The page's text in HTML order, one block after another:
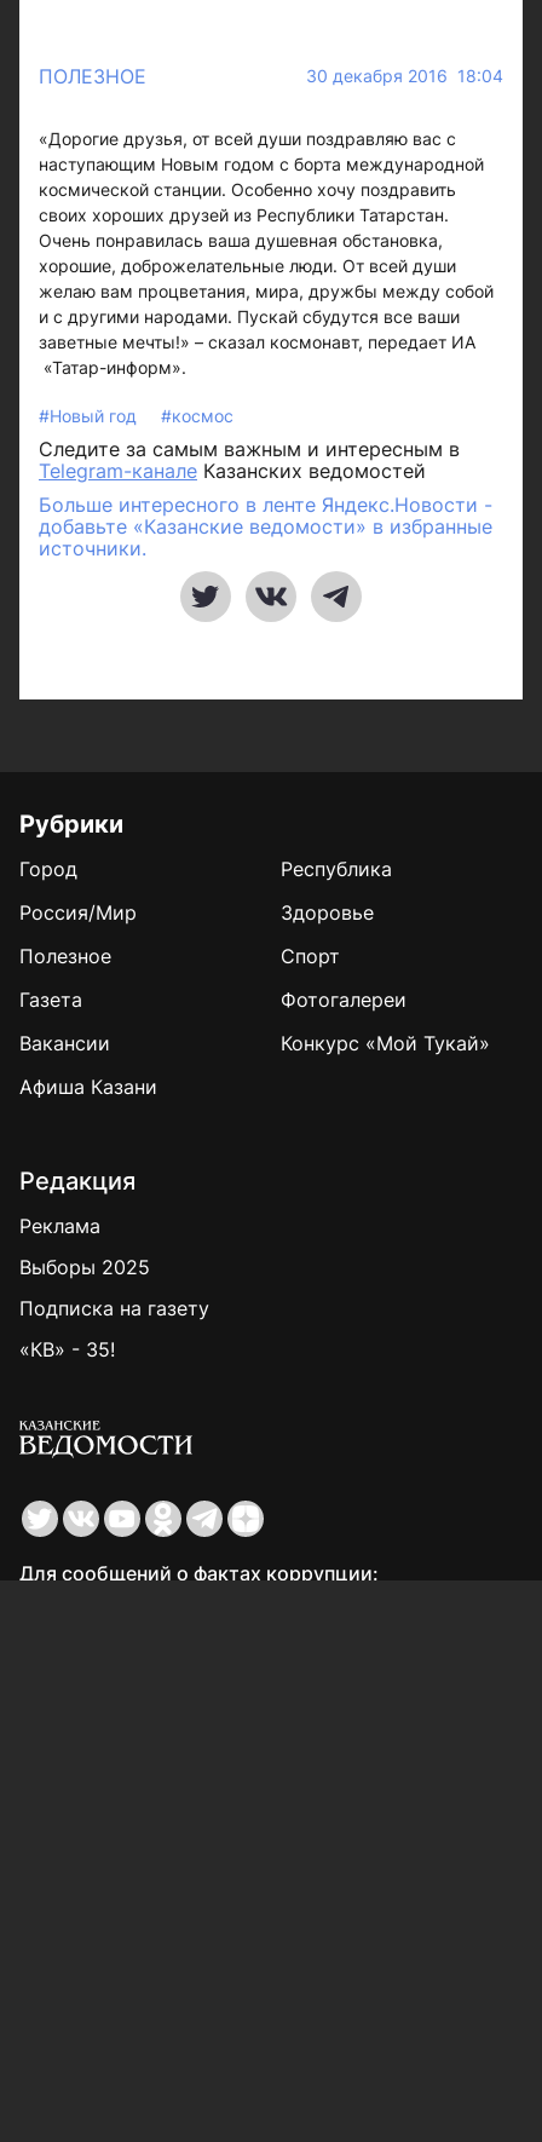
ПОЛЕЗНОЕ 30 декабря 2016 18:04
«Дорогие друзья, от всей души поздравляю вас с
наступающим Новым годом с борта международной
космической станции. Особенно хочу поздравить
своих хороших друзей из Республики Татарстан.
Очень понравилась ваша душевная обстановка,
хорошие, доброжелательные люди. От всей души
желаю вам процветания, мира, дружбы между собой
и с другими народами. Пускай сбудутся все ваши
заветные мечты!» – сказал космонавт, передает ИА
«Татар-информ».
#Новый год #космос
Следите за самым важным и интересным в
Telegram-канале Казанских ведомостей
Больше интересного в ленте Яндекс.Новости -
добавьте «Казанские ведомости» в избранные
источники.
Рубрики
Город
Республика
Россия/Мир
Здоровье
Полезное
Спорт
Газета
Фотогалереи
Вакансии
Конкурс «Мой Тукай»
Афиша Казани
Редакция
Реклама
Выборы 2025
Подписка на газету
«КВ» - 35!
Для сообщений о фактах коррупции: